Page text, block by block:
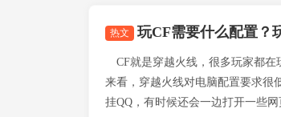
热文 玩CF需要什么配置？
CF就是穿越火线，很多玩家都在
来看，穿越火线对电脑配置要求很
挂QQ，有时候还会一边打开一些